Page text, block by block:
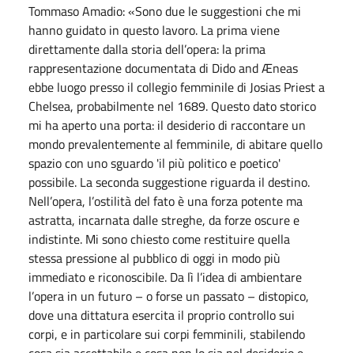
Tommaso Amadio: «Sono due le suggestioni che mi
hanno guidato in questo lavoro. La prima viene
direttamente dalla storia dell’opera: la prima
rappresentazione documentata di Dido and Æneas
ebbe luogo presso il collegio femminile di Josias Priest a
Chelsea, probabilmente nel 1689. Questo dato storico
mi ha aperto una porta: il desiderio di raccontare un
mondo prevalentemente al femminile, di abitare quello
spazio con uno sguardo 'il più politico e poetico'
possibile. La seconda suggestione riguarda il destino.
Nell’opera, l’ostilità del fato è una forza potente ma
astratta, incarnata dalle streghe, da forze oscure e
indistinte. Mi sono chiesto come restituire quella
stessa pressione al pubblico di oggi in modo più
immediato e riconoscibile. Da lì l’idea di ambientare
l’opera in un futuro – o forse un passato – distopico,
dove una dittatura esercita il proprio controllo sui
corpi, e in particolare sui corpi femminili, stabilendo